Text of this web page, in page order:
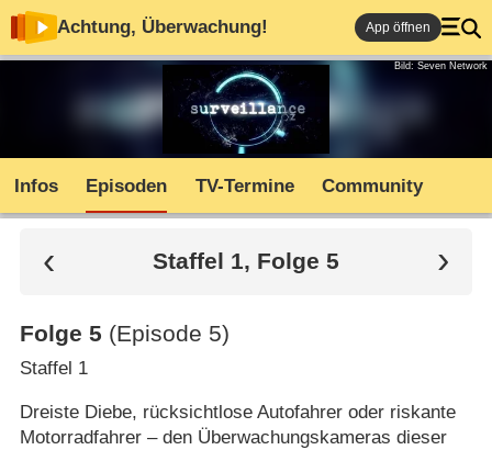
Achtung, Überwachung! App öffnen
Bild: Seven Network
Infos Episoden TV-Termine Community
Staffel 1, Folge 5
Folge 5 (Episode 5)
Staffel 1
Dreiste Diebe, rücksichtlose Autofahrer oder riskante
Motorradfahrer – den Überwachungskameras dieser